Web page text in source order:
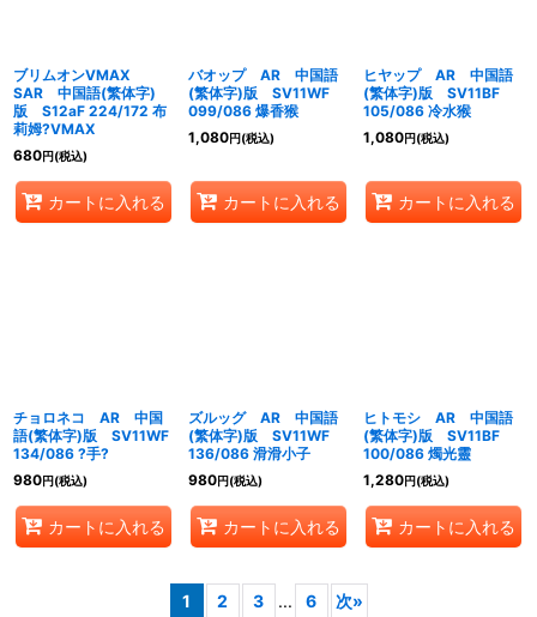
ブリムオンVMAX
SAR 中国語(繁体字)
版 S12aF 224/172 布
莉姆?VMAX
680円(税込)
カートに入れる
バオップ AR 中国語
(繁体字)版 SV11WF
099/086 爆香猴
1,080円(税込)
カートに入れる
ヒヤップ AR 中国語
(繁体字)版 SV11BF
105/086 冷水猴
1,080円(税込)
カートに入れる
チョロネコ AR 中国
語(繁体字)版 SV11WF
134/086 ?手?
980円(税込)
カートに入れる
ズルッグ AR 中国語
(繁体字)版 SV11WF
136/086 滑滑小子
980円(税込)
カートに入れる
ヒトモシ AR 中国語
(繁体字)版 SV11BF
100/086 燭光靈
1,280円(税込)
カートに入れる
1 2 3 ... 6 次»